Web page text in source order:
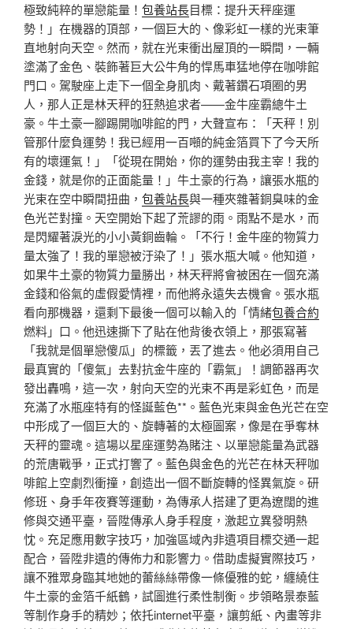
極致純粹的單戀能量！ 包養站長目標：提升天秤座運
勢！」在機器的頂部，一個巨大的、像彩虹一樣的光束筆
直地射向天空。然而，就在光束衝出屋頂的一瞬間，一輛
塗滿了金色、裝飾著巨大公牛角的悍馬車猛地停在咖啡館
門口。駕駛座上走下一個全身肌肉、戴著鑽石項圈的男
人，那人正是林天秤的狂熱追求者——金牛座霸總牛土
豪。牛土豪一腳踢開咖啡館的門，大聲宣布：「天秤！別
管那什麼負運勢！我已經用一百噸的純金箔買下了今天所
有的壞運氣！」「從現在開始，你的運勢由我主宰！我的
金錢，就是你的正面能量！」牛土豪的行為，讓張水瓶的
光束在空中瞬間扭曲， 包養站長與一種夾雜著銅臭味的金
色光芒對撞。天空開始下起了荒謬的雨。雨點不是水，而
是閃耀著淚光的小小黃銅齒輪。「不行！金牛座的物質力
量太強了！我的單戀被汙染了！」張水瓶大喊。他知道，
如果牛土豪的物質力量勝出，林天秤將會被困在一個充滿
金錢和俗氣的虛假愛情裡，而他將永遠失去機會。張水瓶
看向那機器，還剩下最後一個可以輸入的「情緒包養合約
燃料」口。他迅速撕下了貼在他背後衣領上，那張寫著
「我就是個單戀傻瓜」的標籤，丟了進去。他必須用自己
最真實的「傻氣」去對抗金牛座的「霸氣」！調節器再次
發出轟鳴，這一次，射向天空的光束不再是彩虹色，而是
充滿了水瓶座特有的怪誕藍色**。藍色光束與金色光芒在空
中形成了一個巨大的、旋轉著的太極圖案，像是在爭奪林
天秤的靈魂。這場以星座運勢為賭注、以單戀能量為武器
的荒唐戰爭，正式打響了。藍色與金色的光芒在林天秤咖
啡館上空劇烈衝撞，創造出一個不斷旋轉的怪異氣旋。研
修班、身手年夜賽等運動，為傳承人搭建了更為遼闊的進
修與交通平臺，晉陞傳承人身手程度，激起立異發明熱
忱。充足應用數字技巧，加強區域內非遺項目標交通一起
配合，晉陞非遺的傳佈力和影響力。借助虛擬實際技巧，
讓不雅眾身臨其地她的蕾絲絲帶像一條優雅的蛇，纏繞住
牛土豪的金箔千紙鶴，試圖進行柔性制衡。步領略景泰藍
等制作身手的精妙；依托internet平臺，讓剪紙、內畫等非